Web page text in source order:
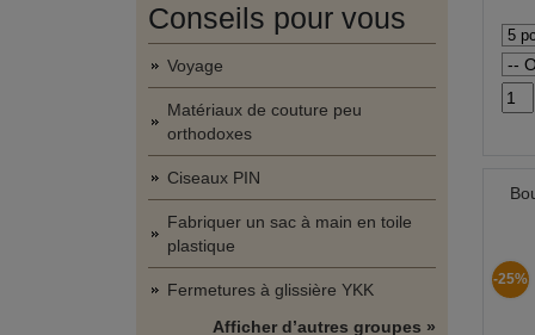
Conseils pour vous
Voyage
Matériaux de couture peu
orthodoxes
Ciseaux PIN
Fabriquer un sac à main en toile
plastique
Fermetures à glissière YKK
Afficher d’autres groupes »
-25%